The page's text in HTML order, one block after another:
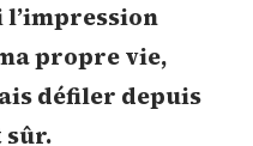
l’impression
propre vie,
défiler depuis
sûr.